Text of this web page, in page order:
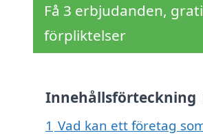
Få 3 erbjudanden,
förpliktelser
Innehållsförteckning
1 Vad kan ett företag